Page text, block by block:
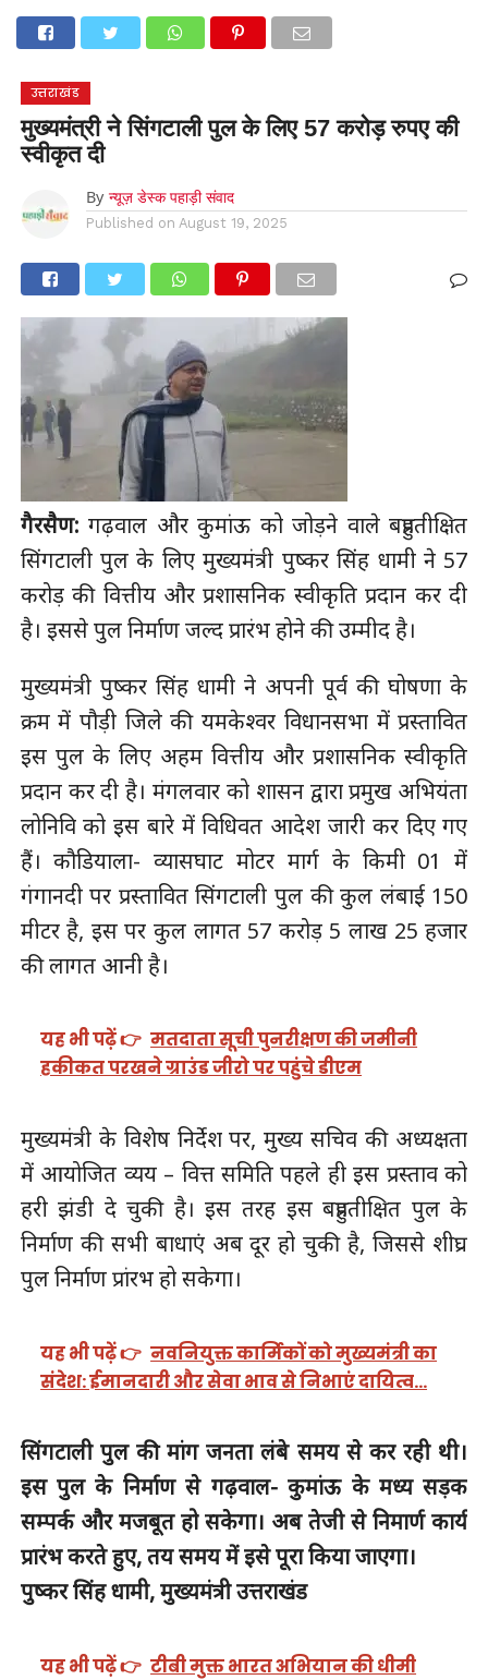
देहरादूननैनीताल
मनोरंजन
उत्तराखंड
मुख्यमंत्री ने सिंगटाली पुल के लिए 57 करोड़ रुपए की
स्वीकृत दी
By न्यूज़ डेस्क पहाड़ी संवाद
Published on August 19, 2025
गैरसैण: गढ़वाल और कुमांऊ को जोड़ने वाले बहुप्रतीक्षित
सिंगटाली पुल के लिए मुख्यमंत्री पुष्कर सिंह धामी ने 57
करोड़ की वित्तीय और प्रशासनिक स्वीकृति प्रदान कर दी
है। इससे पुल निर्माण जल्द प्रारंभ होने की उम्मीद है।
मुख्यमंत्री पुष्कर सिंह धामी ने अपनी पूर्व की घोषणा के
क्रम में पौड़ी जिले की यमकेश्वर विधानसभा में प्रस्तावित
इस पुल के लिए अहम वित्तीय और प्रशासनिक स्वीकृति
प्रदान कर दी है। मंगलवार को शासन द्वारा प्रमुख अभियंता
लोनिवि को इस बारे में विधिवत आदेश जारी कर दिए गए
हैं। कौडियाला- व्यासघाट मोटर मार्ग के किमी 01 में
गंगानदी पर प्रस्तावित सिंगटाली पुल की कुल लंबाई 150
मीटर है, इस पर कुल लागत 57 करोड़ 5 लाख 25 हजार
की लागत आनी है।
यह भी पढ़ें 👉 मतदाता सूची पुनरीक्षण की जमीनी
हकीकत परखने ग्राउंड जीरो पर पहुंचे डीएम
मुख्यमंत्री के विशेष निर्देश पर, मुख्य सचिव की अध्यक्षता
में आयोजित व्यय – वित्त समिति पहले ही इस प्रस्ताव को
हरी झंडी दे चुकी है। इस तरह इस बहुप्रतीक्षित पुल के
निर्माण की सभी बाधाएं अब दूर हो चुकी है, जिससे शीघ्र
पुल निर्माण प्रांरभ हो सकेगा।
यह भी पढ़ें 👉 नवनियुक्त कार्मिकों को मुख्यमंत्री का
संदेश: ईमानदारी और सेवा भाव से निभाएं दायित्व…
सिंगटाली पुल की मांग जनता लंबे समय से कर रही थी।
इस पुल के निर्माण से गढ़वाल- कुमांऊ के मध्य सड़क
सम्पर्क और मजबूत हो सकेगा। अब तेजी से निमार्ण कार्य
प्रारंभ करते हुए, तय समय में इसे पूरा किया जाएगा।
पुष्कर सिंह धामी, मुख्यमंत्री उत्तराखंड
यह भी पढ़ें 👉 टीबी मुक्त भारत अभियान की धीमी